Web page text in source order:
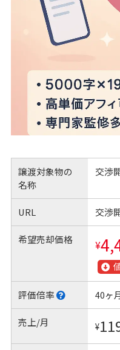
譲渡対象物の
名称
交渉
URL 交渉
希望売却価格 ¥
評価倍率 40ヶ
売上/月 ¥